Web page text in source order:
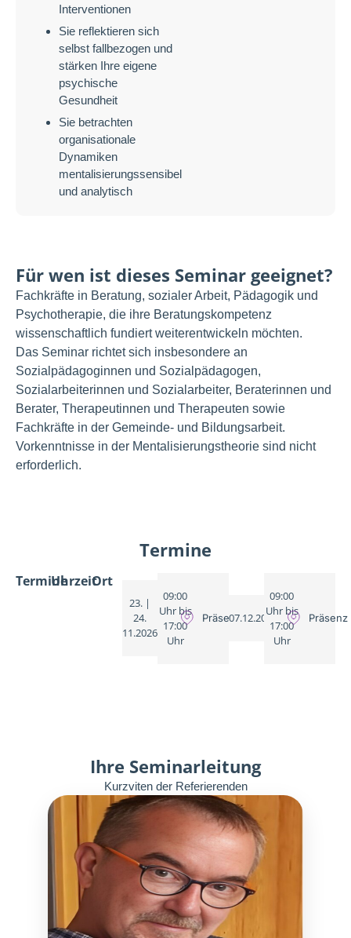
Interventionen
Sie reflektieren sich
selbst fallbezogen und
stärken Ihre eigene
psychische
Gesundheit
Sie betrachten
organisationale
Dynamiken
mentalisierungssensibel
und analytisch
Für wen ist dieses Seminar geeignet?
Fachkräfte in Beratung, sozialer Arbeit, Pädagogik und
Psychotherapie, die ihre Beratungskompetenz
wissenschaftlich fundiert weiterentwickeln möchten.
Das Seminar richtet sich insbesondere an
Sozialpädagoginnen und Sozialpädagogen,
Sozialarbeiterinnen und Sozialarbeiter, Beraterinnen und
Berater, Therapeutinnen und Therapeuten sowie
Fachkräfte in der Gemeinde- und Bildungsarbeit.
Vorkenntnisse in der Mentalisierungstheorie sind nicht
erforderlich.
Termine
TermineUhrzeitOrt
23. |
24.
11.2026
09:00
Uhr bis
17:00
Uhr
Präsenz07.12.2026
09:00
Uhr bis
17:00
Uhr
Präsenz
Ihre Seminarleitung
Kurzviten der Referierenden